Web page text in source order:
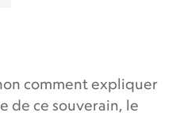
comment expliquer
de ce souverain, le